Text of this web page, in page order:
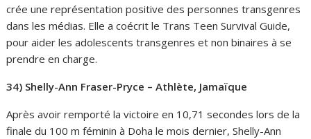
crée une représentation positive des personnes transgenres
dans les médias. Elle a coécrit le Trans Teen Survival Guide,
pour aider les adolescents transgenres et non binaires à se
prendre en charge.
34) Shelly-Ann Fraser-Pryce – Athlète, Jamaïque
Après avoir remporté la victoire en 10,71 secondes lors de la
finale du 100 m féminin à Doha le mois dernier, Shelly-Ann